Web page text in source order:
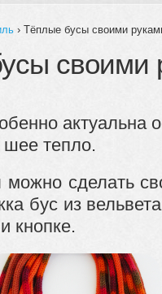
› Тёплые бусы своими
своими
актуальна
шее тепло.
сделать
бус из
кнопке.